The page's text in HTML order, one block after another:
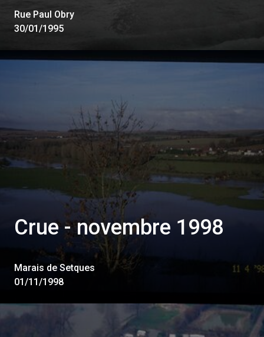
Rue Paul Obry
30/01/1995
Crue - novembre 1998
Marais de Setques
01/11/1998